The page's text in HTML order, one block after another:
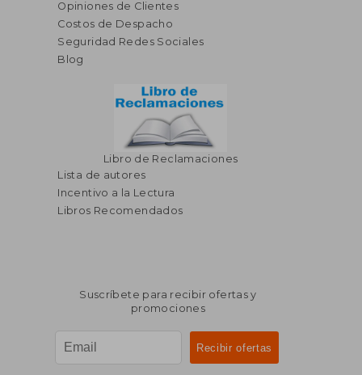
Opiniones de Clientes
Costos de Despacho
Seguridad Redes Sociales
Blog
Libro de Reclamaciones
Lista de autores
Incentivo a la Lectura
Libros Recomendados
Suscríbete para recibir ofertas y
promociones